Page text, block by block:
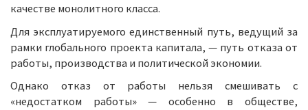
качестве монолитного класса.
Для эксплуатируемого единственный путь, ведущий за
рамки глобального проекта капитала, — путь отказа от
работы, производства и политической экономии.
Однако отказ от работы нельзя смешивать с
«недостатком работы» — особенно в обществе,